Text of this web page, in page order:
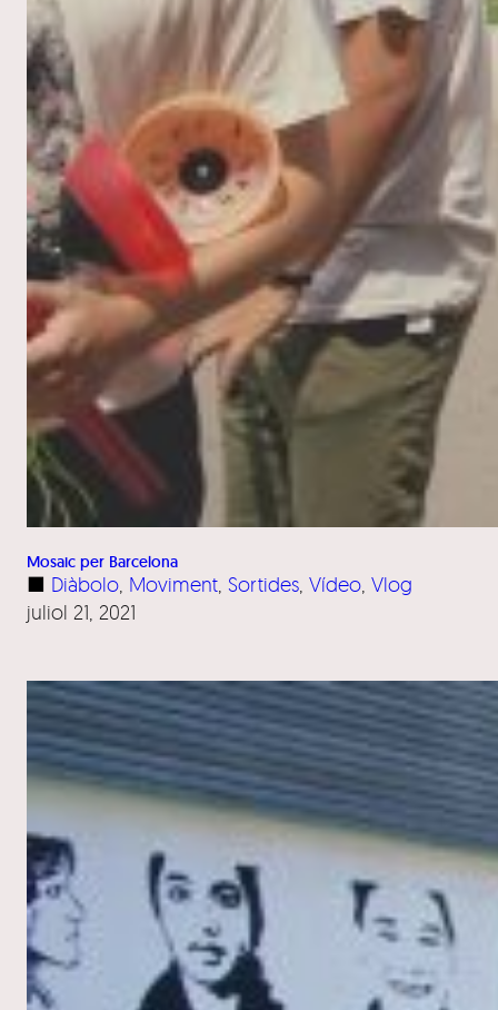
Mosaic per Barcelona
■ Diàbolo, Moviment, Sortides, Vídeo, Vlog
juliol 21, 2021